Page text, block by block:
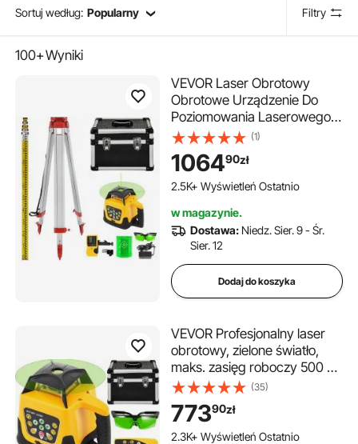
Sortuj według: Popularny Filtry
100+Wyniki
VEVOR Laser Obrotowy
Obrotowe Urządzenie Do
Poziomowania Laserowego
Zestaw Lasera Krzyżowego z
Łatą Do Poziomowania Na
Statywie
(1)
106490zł
2.5K+ Wyświetleń Ostatnio
w magazynie.
Dostawa: Niedz. Sier. 9 - Śr.
Sier. 12
Dodaj do koszyka
VEVOR Profesjonalny laser
obrotowy, zielone światło,
maks. zasięg roboczy 500 m,
360°, wodoodporny i
pyłoszczelny, czas pracy na
zewnątrz: 20 godzin, w
walizce narzędziowej o
(35)
77390zł
2.3K+ Wyświetleń Ostatnio